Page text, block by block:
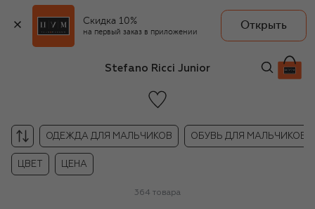
Скидка 10%
на первый заказ в приложении
Открыть
Stefano Ricci Junior
ОДЕЖДА ДЛЯ МАЛЬЧИКОВ ОБУВЬ ДЛЯ МАЛЬЧИКОВ
ЦВЕТ ЦЕНА
364 товара